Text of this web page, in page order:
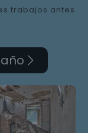
trabajos antes